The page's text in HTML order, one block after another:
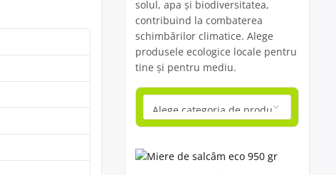
solul, apa și biodiversitatea,
contribuind la combaterea
schimbărilor climatice. Alege
produsele ecologice locale pentru
tine și pentru mediu.